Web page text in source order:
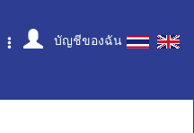
บัญชีของฉัน